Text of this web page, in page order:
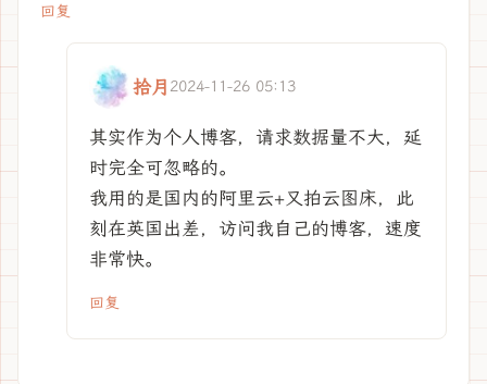
回复
拾月 2024-11-26 05:13
其实作为个人博客，请求数据量不大，延
时完全可忽略的。
我用的是国内的阿里云+又拍云图床，此
刻在英国出差，访问我自己的博客，速度
非常快。
回复